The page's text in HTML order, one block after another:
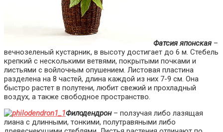
Фатсия японская –
вечнозеленый кустарник, в высоту достигает до 6 м. Стебель
крепкий с несколькими ветвями, покрытыми почками и
листьями с войлочным опушением. Листовая пластина
разделена на 8 частей, длина каждой из них 7-9 см. Она
быстро растет в полутени, любит свежий и прохладный
воздух, а также свободное пространство.
Филодендрон– ползучая либо лазящая
лиана с длинными, тонкими, полутравяными либо